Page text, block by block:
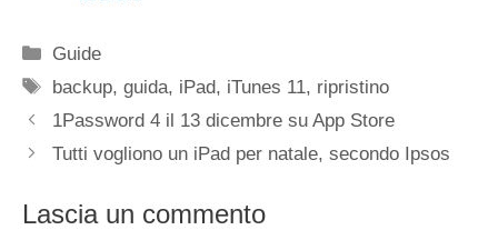
Categorie
Guide
Tag
backup,guida, iPad, iTunes 11, ripristino
1Password 4 il 13 dicembre su App Store
Tutti vogliono un iPad per natale, secondo Ipsos
Lascia un commento